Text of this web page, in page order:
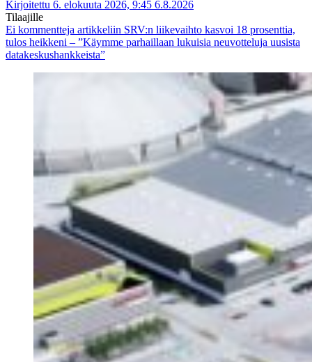
Kirjoitettu 6. elokuuta 2026, 9:45 6.8.2026
Tilaajille
Ei kommentteja artikkeliin SRV:n liikevaihto kasvoi 18 prosenttia,
tulos heikkeni – ”Käymme parhaillaan lukuisia neuvotteluja uusista
datakeskushankkeista”